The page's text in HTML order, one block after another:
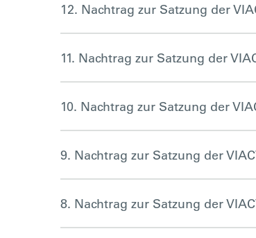
12. Nachtrag zur Satzung der
11. Nachtrag zur Satzung der
10. Nachtrag zur Satzung der
9. Nachtrag zur Satzung der
8. Nachtrag zur Satzung der